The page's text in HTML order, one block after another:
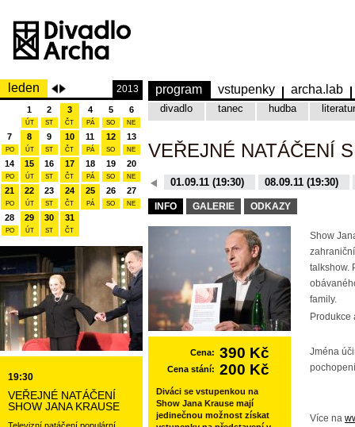
leden 2013
1
ÚT
2
ST
3
ČT
4
PÁ
5
SO
6
NE
7
PO
8
ÚT
9
ST
10
ČT
11
PÁ
12
SO
13
NE
14
PO
15
ÚT
16
ST
17
ČT
18
PÁ
19
SO
20
NE
21
PO
22
ÚT
23
ST
24
ČT
25
PÁ
26
SO
27
NE
28
PO
29
ÚT
30
ST
31
ČT
19:30
VEŘEJNÉ NATÁČENÍ
SHOW JANA KRAUSE
program vstupenky archa.lab
divadlo tanec hudba
VEŘEJNÉ NATÁČENÍ
08.12.15 (19:30) 01.09.11 (19:30)
08.09.11 (19:30)
10.11.15 (19:30)
16.11.15 (19:30)
INFO GALERIE ODKAZY
Show
talkshow.
family.
Produkce
Jména
Více na
Cena: 390 Kč
Cena stání: 200 Kč
Diváci se vstupenkou na
Show Jana Krause mají
jedinečnou možnost získat